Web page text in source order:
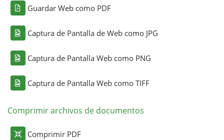
Guardar Web como PDF
Captura de Pantalla de Web como JPG
Captura de Pantalla Web como PNG
Captura de Pantalla Web como TIFF
Comprimir archivos de documentos
Comprimir PDF